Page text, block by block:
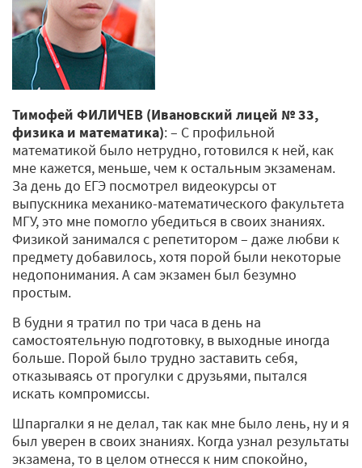
Тимофей ФИЛИЧЕВ (Ивановский лицей № 33,
физика и математика): – С профильной
математикой было нетрудно, готовился к ней, как
мне кажется, меньше, чем к остальным экзаменам.
За день до ЕГЭ посмотрел видеокурсы от
выпускника механико-математического факультета
МГУ, это мне помогло убедиться в своих знаниях.
Физикой занимался с репетитором – даже любви к
предмету добавилось, хотя порой были некоторые
недопонимания. А сам экзамен был безумно
простым.
В будни я тратил по три часа в день на
самостоятельную подготовку, в выходные иногда
больше. Порой было трудно заставить себя,
отказываясь от прогулки с друзьями, пытался
искать компромиссы.
Шпаргалки я не делал, так как мне было лень, ну и я
был уверен в своих знаниях. Когда узнал результаты
экзамена, то в целом отнесся к ним спокойно,